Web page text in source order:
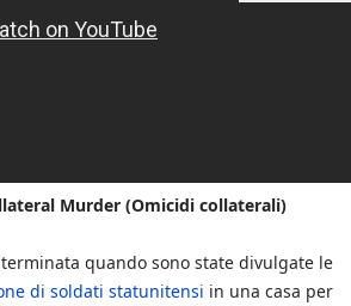
Murder (Omicidi collaterali)
quando sono state divulgate le
di soldati statunitensi in una casa per